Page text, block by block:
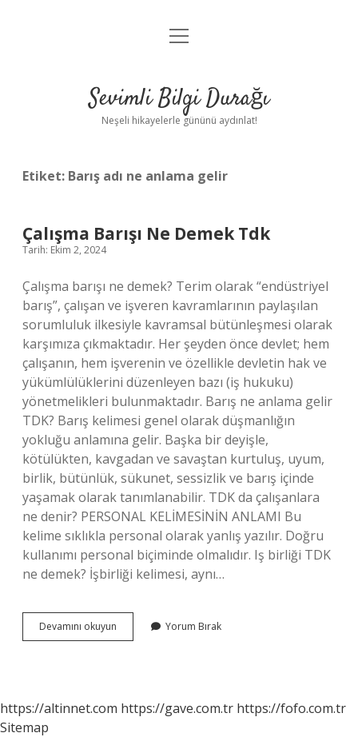
Anasayfa
Yasal Uyarı
menüyü
Sevimli Bilgi Durağı
Neşeli hikayelerle gününü aydınlat!
Etiket: Barış adı ne anlama gelir
Çalışma Barışı Ne Demek Tdk
Tarih: Ekim 2, 2024
Çalışma barışı ne demek? Terim olarak “endüstriyel
barış”, çalışan ve işveren kavramlarının paylaşılan
sorumluluk ilkesiyle kavramsal bütünleşmesi olarak
karşımıza çıkmaktadır. Her şeyden önce devlet; hem
çalışanın, hem işverenin ve özellikle devletin hak ve
yükümlülüklerini düzenleyen bazı (iş hukuku)
yönetmelikleri bulunmaktadır. Barış ne anlama gelir
TDK? Barış kelimesi genel olarak düşmanlığın
yokluğu anlamına gelir. Başka bir deyişle,
kötülükten, kavgadan ve savaştan kurtuluş, uyum,
birlik, bütünlük, sükunet, sessizlik ve barış içinde
yaşamak olarak tanımlanabilir. TDK da çalışanlara
ne denir? PERSONAL KELİMESİNİN ANLAMI Bu
kelime sıklıkla personal olarak yanlış yazılır. Doğru
kullanımı personal biçiminde olmalıdır. Iş birliği TDK
ne demek? İşbirliği kelimesi, aynı…
Devamını okuyun Çalışma
Barışı
Yorum Bırak
https://altinnet.com https://gave.com.tr https://fofo.com.tr
Sitemap